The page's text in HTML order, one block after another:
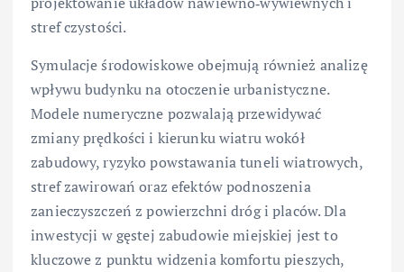
stref czystości.
Symulacje środowiskowe obejmują również analizę
wpływu budynku na otoczenie urbanistyczne.
Modele numeryczne pozwalają przewidywać
zmiany prędkości i kierunku wiatru wokół
zabudowy, ryzyko powstawania tuneli wiatrowych,
stref zawirowań oraz efektów podnoszenia
zanieczyszczeń z powierzchni dróg i placów. Dla
inwestycji w gęstej zabudowie miejskiej jest to
kluczowe z punktu widzenia komfortu pieszych,